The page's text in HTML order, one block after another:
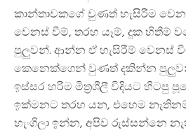
කාන්තාවකගේ වුණත් හැසිරීම
වෙනස් වීම්, තරහ යෑම්, දුක හිතීම්
පුලුවන්. ආන්න ඒ හැසිරීම් වෙනස්
කෙනෙක්ගෙන් වුණත් දකින්න
ඉස්සර හරිම මිත්‍රශීලී විදියට හිටපු
ඉක්මනට තරහ යන, එහෙම
හැංගිලා ඉන්න, අපිව රුස්සන්නෙ